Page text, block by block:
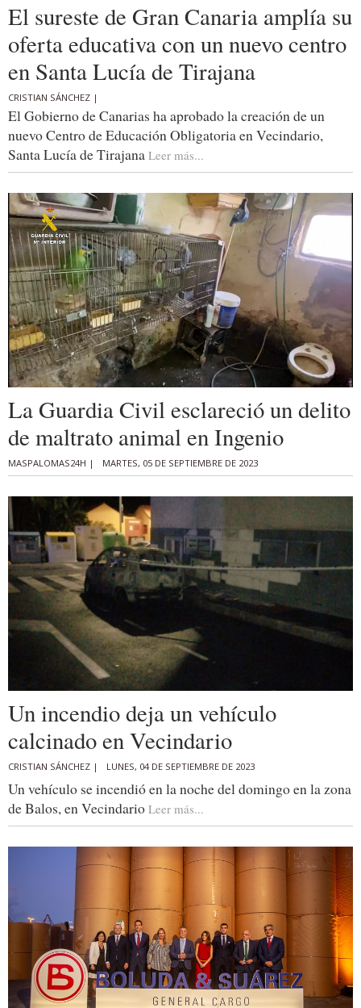
El sureste de Gran Canaria amplía su
oferta educativa con un nuevo centro
en Santa Lucía de Tirajana
CRISTIAN SÁNCHEZ |
El Gobierno de Canarias ha aprobado la creación de un
nuevo Centro de Educación Obligatoria en Vecindario,
Santa Lucía de Tirajana Leer más...
La Guardia Civil esclareció un delito
de maltrato animal en Ingenio
MASPALOMAS24H | MARTES, 05 DE SEPTIEMBRE DE 2023
Un incendio deja un vehículo
calcinado en Vecindario
CRISTIAN SÁNCHEZ | LUNES, 04 DE SEPTIEMBRE DE 2023
Un vehículo se incendió en la noche del domingo en la zona
de Balos, en Vecindario Leer más...